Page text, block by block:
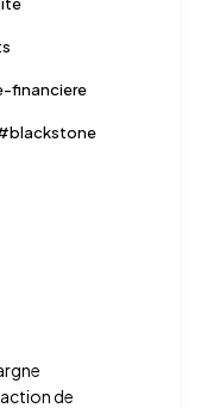
financiere
blackstone
de